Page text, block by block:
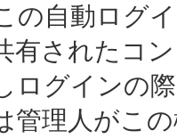
の自動ログ
有されたコ
ログインの
管理人がこ